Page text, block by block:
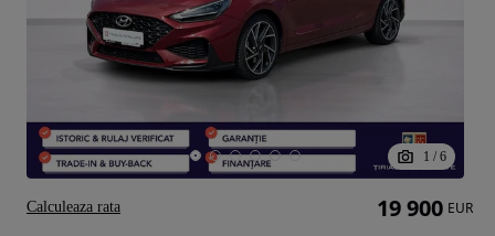
1 / 6
19 900 EUR
Calculeaza rata